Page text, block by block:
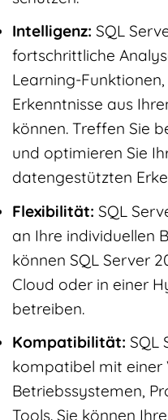
Intelligenz: SQL
fortschrittliche
Learning-
Erkenntnisse aus
können. Treffen Sie
und optimieren Sie
datengestützten
Flexibilität: SQL
an Ihre individuellen
können SQL Server
Cloud oder in einer
betreiben.
Kompatibilität: SQL
kompatibel mit einer
Betriebssystemen,
Tools. Sie können